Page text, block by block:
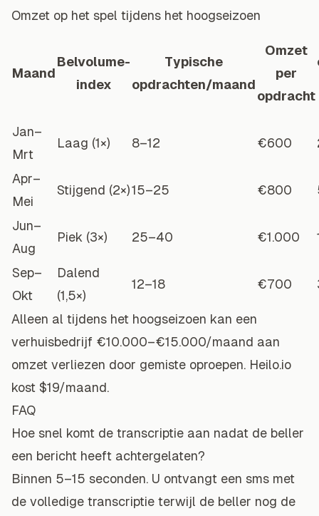
Omzet op het spel tijdens het hoogseizoen
Maand
Belvolume-
index
Typische
opdrachten/maand
Omzet
per
opdracht
Jan–
Mrt
Laag (1×) 8–12 €600
Apr–
Mei
Stijgend (2×)15–25 €800
Jun–
Aug
Piek (3×) 25–40 €1.000
Sep–
Okt
Dalend
(1,5×)
12–18 €700
Alleen al tijdens het hoogseizoen kan een
verhuisbedrijf €10.000–€15.000/maand aan
omzet verliezen door gemiste oproepen. Heilo.io
kost $19/maand.
FAQ
Hoe snel komt de transcriptie aan nadat de beller
een bericht heeft achtergelaten?
Binnen 5–15 seconden. U ontvangt een sms met
de volledige transcriptie terwijl de beller nog de